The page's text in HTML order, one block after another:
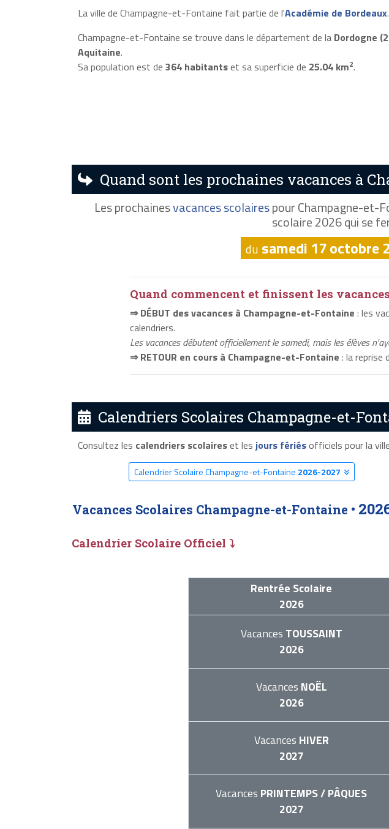
La ville de Champagne-et-Fontaine fait partie de l'Académie de Bordeaux.
Champagne-et-Fontaine se trouve dans le département de la Dordogne
Aquitaine.
Sa population est de 364 habitantset sa superficie de 25.04 km2.
Quand sont les prochaines vacances à
Les prochainesvacances scolairespour Champagne-et-
scolaire 2026 qui se
du samedi 17 octobre
Quand commencent et finissent les
⇒ DÉBUT des vacances à Champagne-et-Fontaine : les
calendriers.
Les vacances débutent officiellement le samedi, mais les élèves
⇒ RETOUR en cours à Champagne-et-Fontaine : la reprise
Calendriers Scolaires Champagne-et-
Consultez les calendriers scolaireset les jours fériésofficiels pour la
Calendrier Scolaire Champagne-et-Fontaine 2026-2027
Vacances Scolaires Champagne-et-Fontaine •
Calendrier Scolaire Officiel ⤵
Rentrée Scolaire
2026
Vacances TOUSSAINT
2026
Vacances NOËL
2026
Vacances HIVER
2027
Vacances PRINTEMPS / PÂQUES
2027